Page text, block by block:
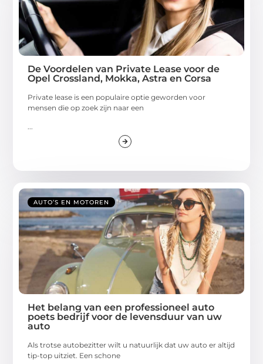
De Voordelen van Private Lease voor de
Opel Crossland, Mokka, Astra en Corsa
Private lease is een populaire optie geworden voor
mensen die op zoek zijn naar een
...
AUTO’S EN MOTOREN
Het belang van een professioneel auto
poets bedrijf voor de levensduur van uw
auto
Als trotse autobezitter wilt u natuurlijk dat uw auto er altijd
tip-top uitziet. Een schone